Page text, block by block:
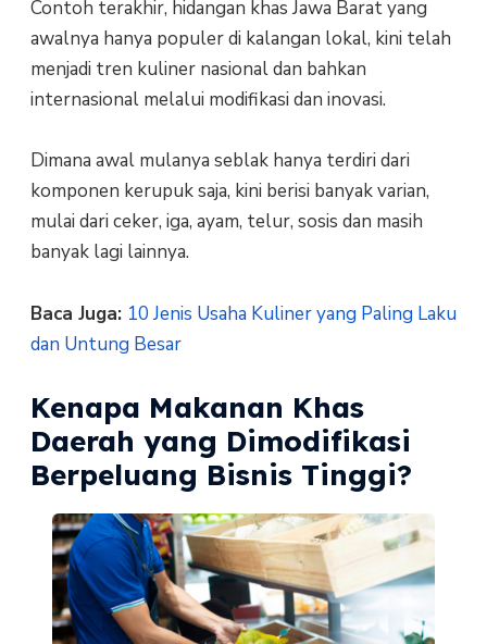
Contoh terakhir, hidangan khas Jawa Barat yang
awalnya hanya populer di kalangan lokal, kini telah
menjadi tren kuliner nasional dan bahkan
internasional melalui modifikasi dan inovasi.
Dimana awal mulanya seblak hanya terdiri dari
komponen kerupuk saja, kini berisi banyak varian,
mulai dari ceker, iga, ayam, telur, sosis dan masih
banyak lagi lainnya.
Baca Juga: 10 Jenis Usaha Kuliner yang Paling Laku
dan Untung Besar
Kenapa Makanan Khas
Daerah yang Dimodifikasi
Berpeluang Bisnis Tinggi?